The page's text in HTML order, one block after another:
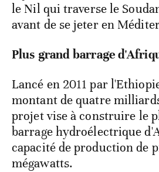
le Nil qui traverse le
avant de se jeter en
Plus grand barrage
Lancé en 2011 par
montant de quatre
projet vise à construire le
barrage hydroélectrique
capacité de production de
mégawatts.